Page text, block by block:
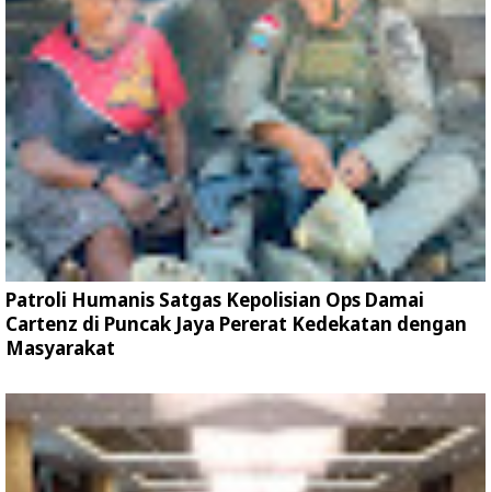
Patroli Humanis Satgas Kepolisian Ops Damai
Cartenz di Puncak Jaya Pererat Kedekatan dengan
Masyarakat